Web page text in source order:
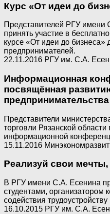
Курс «От идеи до
Представителей РГУ
принять участие в
курсе «От идеи до
предпринимателей.
22.11.2016 РГУ им. С.А.
Информационная
посвящённая
предпринимательства
Представители
торговли Рязанской области
информационной
15.11.2016
Реализуй свои мечты,
В РГУ имени С.А. Есенина
студентами, организатором
содействия
16.10.2015 РГУ им. С.А.